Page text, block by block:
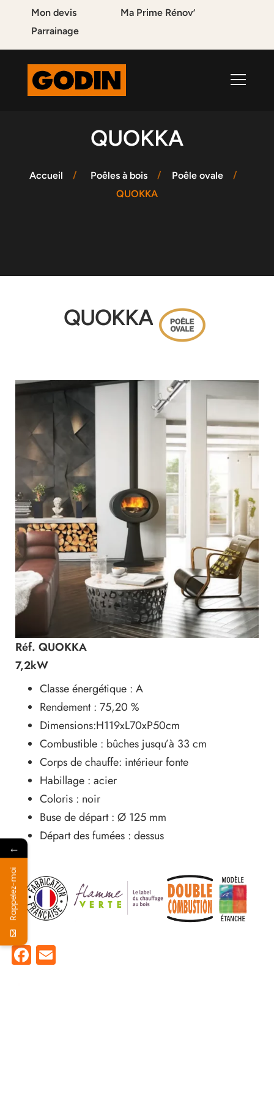
Mon devis
Ma Prime Rénov’
Parrainage
QUOKKA
Accueil Poêles à bois
Poêle ovale
QUOKKA
QUOKKA
Réf. QUOKKA
7,2kW
Classe énergétique : A
Rendement : 75,20 %
Dimensions:H119xL70xP50cm
Combustible : bûches jusqu’à 33 cm
Corps de chauffe: intérieur fonte
Habillage : acier
Coloris : noir
Buse de départ : Ø 125 mm
Départ des fumées : dessus
Facebook
←
Rappelez-moi